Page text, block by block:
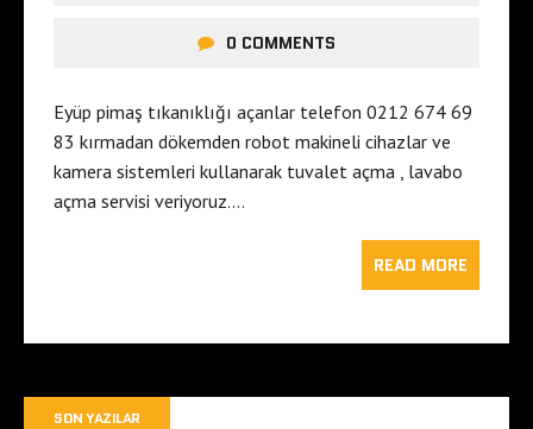
0 COMMENTS
Eyüp pimaş tıkanıklığı açanlar telefon 0212 674 69
83 kırmadan dökemden robot makineli cihazlar ve
kamera sistemleri kullanarak tuvalet açma , lavabo
açma servisi veriyoruz….
READ MORE
SON YAZILAR